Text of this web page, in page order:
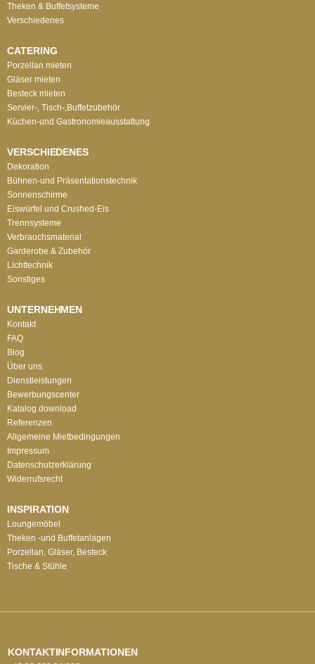
Theken & Buffetsysteme
Verschiedenes
CATERING
Porzellan mieten
Gläser mieten
Besteck mieten
Servier-, Tisch-,Buffetzubehör
Küchen-und Gastronomieausstattung
VERSCHIEDENES
Dekoration
Bühnen-und Präsentationstechnik
Sonnenschirme
Eiswürfel und Crushed-Eis
Trennsysteme
Verbrauchsmaterial
Garderobe & Zubehör
Lichttechnik
Sonstiges
UNTERNEHMEN
Kontakt
FAQ
Blog
Über uns
Dienstleistungen
Bewerbungscenter
Katalog download
Referenzen
Allgemeine Mietbedingungen
Impressum
Datenschutzerklärung
Widerrufsrecht
INSPIRATION
Loungemöbel
Theken -und Buffetanlagen
Porzellan, Gläser, Besteck
Tische & Stühle
KONTAKTINFORMATIONEN